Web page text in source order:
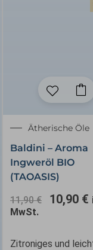
Ätherische Öle
Baldini – Aroma
Ingweröl BIO
(TAOASIS)
11,90€
Preis
war:
11,90 €
10,90 €
MwSt.
Zitroniges und